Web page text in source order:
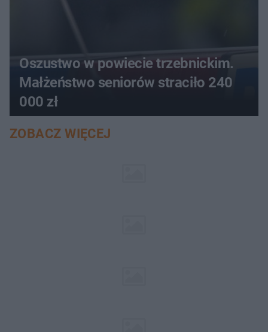
Oszustwo w powiecie trzebnickim.
Małżeństwo seniorów straciło 240
000 zł
ZOBACZ WIĘCEJ